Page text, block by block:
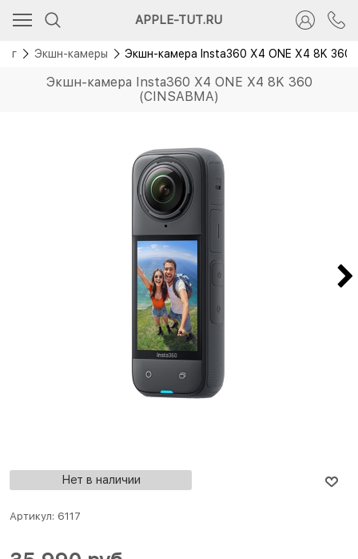
APPLE-TUT.RU
Экшн-камеры Экшн-камера Insta360 X4 ONE X4 8K 360
Экшн-камера Insta360 X4 ONE X4 8K 360
(CINSABMA)
Скидка 2 500 руб.
Новинка
Нет в наличии
Артикул: 6117